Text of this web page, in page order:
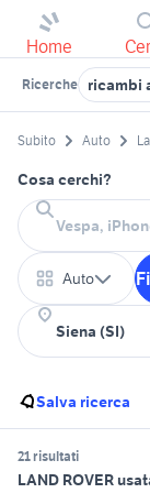
Home
Ricerche ricambi
Subito Auto
Cosa cerchi?
Auto
Salva ricerca
21 risultati
LAND ROVER